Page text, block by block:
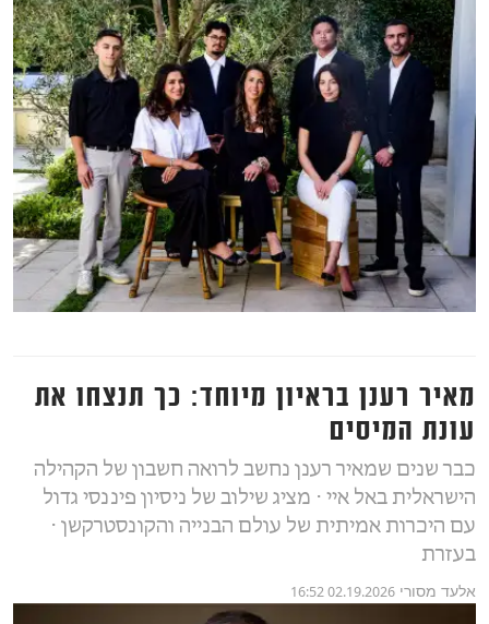
מאיר רענן בראיון מיוחד: כך תנצחו את
עונת המיסים
כבר שנים שמאיר רענן נחשב לרואה חשבון של הקהילה
הישראלית באל איי ⋅ מציג שילוב של ניסיון פיננסי גדול
עם היכרות אמיתית של עולם הבנייה והקונסטרקשן ⋅
בעזרת
אלעד מסורי 02.19.2026 16:52